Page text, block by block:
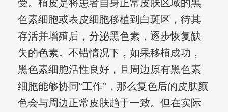
受。植皮是将患者自身正常皮肤区域的黑
色素细胞或表皮细胞移植到白斑区，待其
存活并增殖后，分泌黑色素，逐步恢复缺
失的色素。不错情况下，如果移植成功，
黑色素细胞活性良好，且周边原有黑色素
细胞能够协同“工作”，那么复色后的皮肤颜
色会与周边正常皮肤趋于一致。但在实际